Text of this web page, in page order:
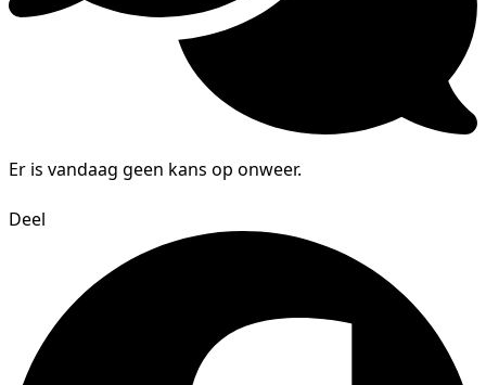
Er is vandaag geen kans op onweer.
Deel